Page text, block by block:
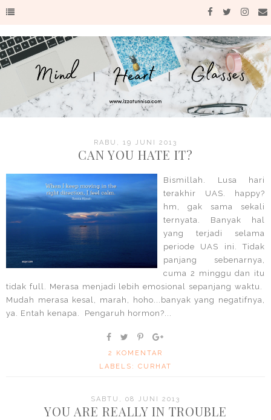
RABU, 19 JUNI 2013
CAN YOU HATE IT?
Bismillah. Lusa hari
terakhir UAS. happy?
hm, gak sama sekali
ternyata. Banyak hal
yang terjadi selama
periode UAS ini. Tidak
panjang sebenarnya,
cuma 2 minggu dan itu
tidak full. Merasa menjadi lebih emosional sepanjang waktu.
Mudah merasa kesal, marah, hoho...banyak yang negatifnya,
ya. Entah kenapa. Pengaruh hormon?...
2 KOMENTAR
LABELS: CURHAT
SABTU, 08 JUNI 2013
YOU ARE REALLY IN TROUBLE